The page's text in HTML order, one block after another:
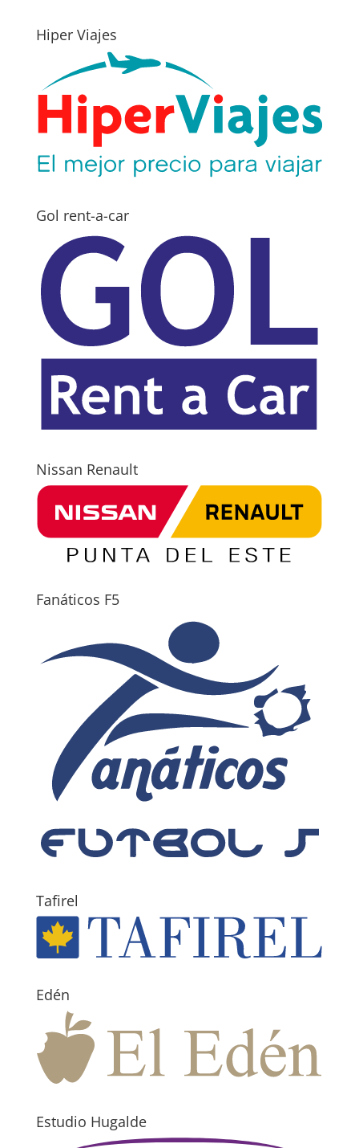
Hiper Viajes
Gol rent-a-car
Nissan Renault
Fanáticos F5
Tafirel
Edén
Estudio Hugalde